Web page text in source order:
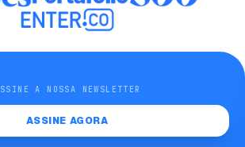
A NOSSA NEWSLETTER
ASSINE AGORA